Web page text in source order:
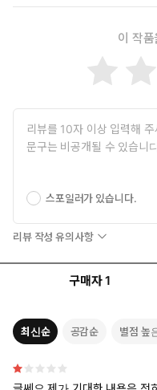
이 작
스포일러가 있습니다.
리뷰 작성 유의사항
구매자 1
최신순 공감순 별점 높